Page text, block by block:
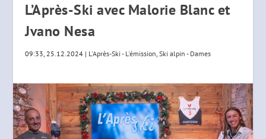
L’Après-Ski avec Malorie Blanc et
Jvano Nesa
09:33, 25.12.2024 | L'Après-Ski - L'émission,Ski alpin - Dames